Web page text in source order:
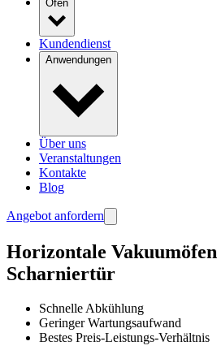
Öfen
Kundendienst
Anwendungen
Über uns
Veranstaltungen
Kontakte
Blog
Angebot anfordern
Horizontale Vakuumöfen
Scharniertür
Schnelle Abkühlung
Geringer Wartungsaufwand
Bestes Preis-Leistungs-Verhältnis